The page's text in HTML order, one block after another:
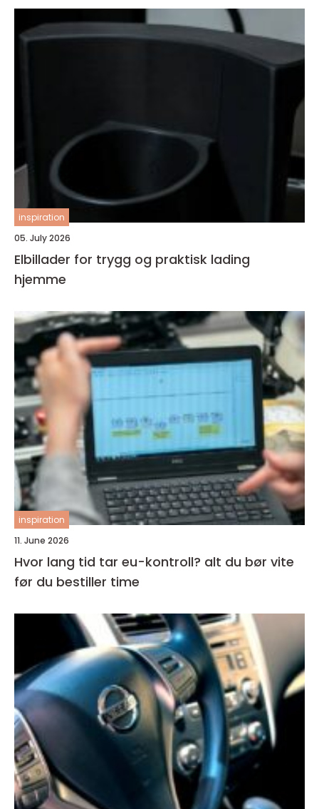
inspiration
05. July 2026
Elbillader for trygg og praktisk lading
hjemme
inspiration
11. June 2026
Hvor lang tid tar eu-kontroll? alt du bør vite
før du bestiller time